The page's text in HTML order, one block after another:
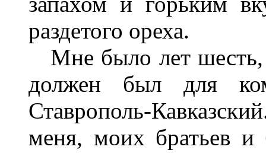
раздетого ореха.
Мне было лет шесть,
должен был для
Ставрополь-
меня, моих братьев и